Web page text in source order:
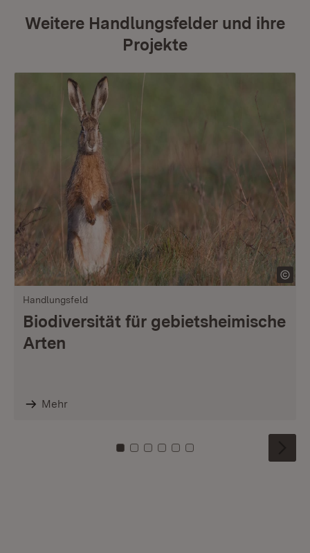
Weitere Handlungsfelder und ihre
Projekte
Handlungsfeld
Biodiversität für gebietsheimische
Arten
Mehr
Zu Kachel: 0
Zu Kachel: 1
Zu Kachel: 2
Zu Kachel: 3
Zu Kachel: 4
Zu Kachel: 5